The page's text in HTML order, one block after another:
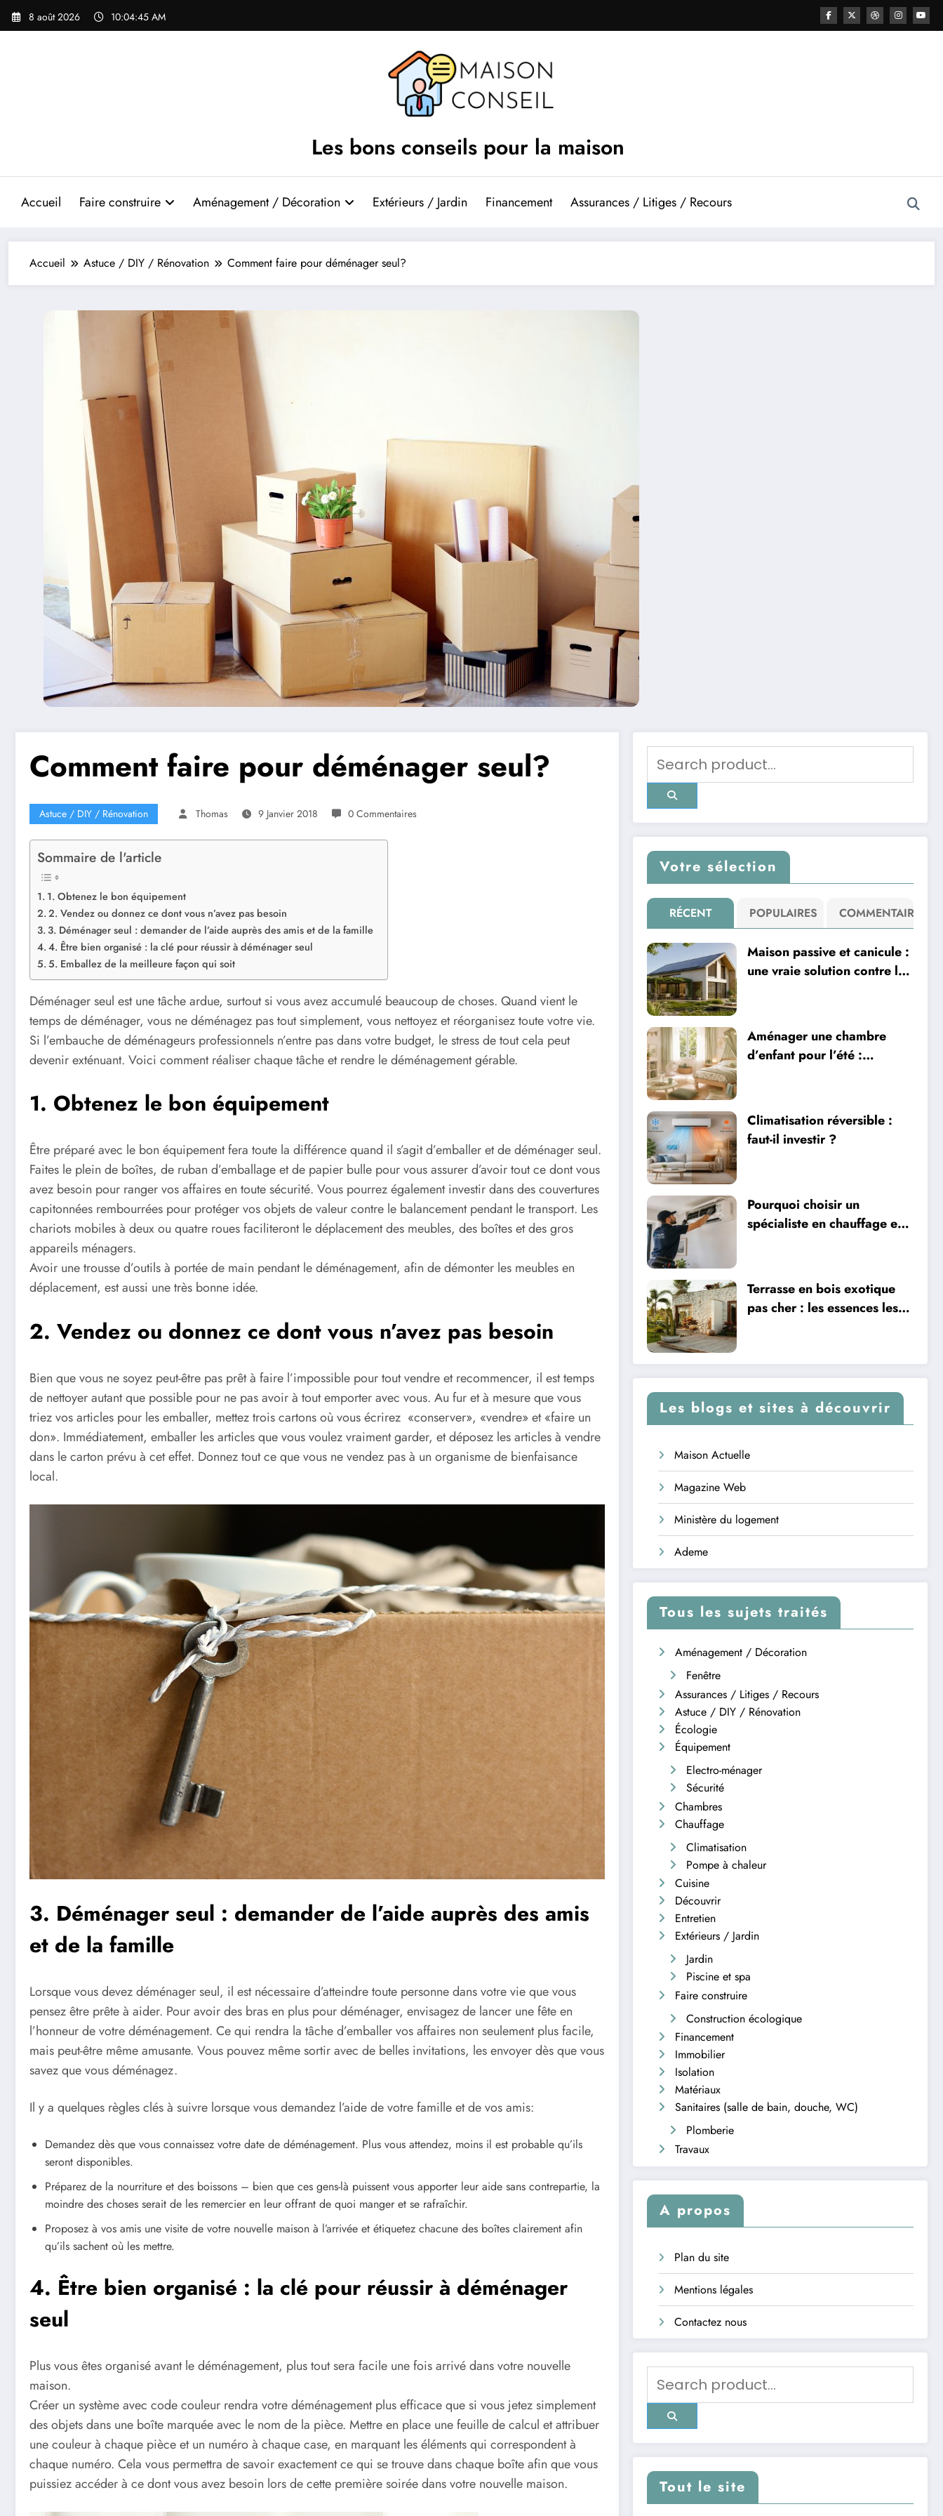
Aller
8 août 2026 10:04:47 AM
Les bons conseils pour la maison
Accueil Faire construire Aménagement / Décoration Extérieurs / Jardin Financement Assurances / Litiges / Recours
Accueil Astuce / DIY / Rénovation Comment faire pour déménager seul?
Comment faire pour déménager seul?
Astuce / DIY / Rénovation Thomas 9 Janvier 2018 0 Commentaires
Sommaire de l'article
1. Obtenez le bon équipement
2. Vendez ou donnez ce dont vous n’avez pas besoin
3. Déménager seul : demander de l’aide auprès des amis et de la famille
4. Être bien organisé : la clé pour réussir à déménager seul
5. Emballez de la meilleure façon qui soit
Déménager seul est une tâche ardue, surtout si vous avez accumulé beaucoup de choses. Quand vient le
temps de déménager, vous ne déménagez pas tout simplement, vous nettoyez et réorganisez toute votre vie.
Si l’embauche de déménageurs professionnels n’entre pas dans votre budget, le stress de tout cela peut
devenir exténuant. Voici comment réaliser chaque tâche et rendre le déménagement gérable.
1. Obtenez le bon équipement
Être préparé avec le bon équipement fera toute la différence quand il s’agit d’emballer et de déménager seul.
Faites le plein de boîtes, de ruban d’emballage et de papier bulle pour vous assurer d’avoir tout ce dont vous
avez besoin pour ranger vos affaires en toute sécurité. Vous pourrez également investir dans des couvertures
capitonnées rembourrées pour protéger vos objets de valeur contre le balancement pendant le transport. Les
chariots mobiles à deux ou quatre roues faciliteront le déplacement des meubles, des boîtes et des gros
appareils ménagers.
Avoir une trousse d’outils à portée de main pendant le déménagement, afin de démonter les meubles en
déplacement, est aussi une très bonne idée.
2. Vendez ou donnez ce dont vous n’avez pas besoin
Bien que vous ne soyez peut-être pas prêt à faire l’impossible pour tout vendre et recommencer, il est temps
de nettoyer autant que possible pour ne pas avoir à tout emporter avec vous. Au fur et à mesure que vous
triez vos articles pour les emballer, mettez trois cartons où vous écrirez «conserver», «vendre» et «faire un
don». Immédiatement, emballer les articles que vous voulez vraiment garder, et déposez les articles à vendre
dans le carton prévu à cet effet. Donnez tout ce que vous ne vendez pas à un organisme de bienfaisance
local.
3. Déménager seul : demander de l’aide auprès des amis
et de la famille
Lorsque vous devez déménager seul, il est nécessaire d’atteindre toute personne dans votre vie que vous
pensez être prête à aider. Pour avoir des bras en plus pour déménager, envisagez de lancer une fête en
l’honneur de votre déménagement. Ce qui rendra la tâche d’emballer vos affaires non seulement plus facile,
mais peut-être même amusante. Vous pouvez même sortir avec de belles invitations, les envoyer dès que vous
savez que vous déménagez.
Il y a quelques règles clés à suivre lorsque vous demandez l’aide de votre famille et de vos amis:
Demandez dès que vous connaissez votre date de déménagement. Plus vous attendez, moins il est probable qu’ils
seront disponibles.
Préparez de la nourriture et des boissons – bien que ces gens-là puissent vous apporter leur aide sans contrepartie, la
moindre des choses serait de les remercier en leur offrant de quoi manger et se rafraîchir.
Proposez à vos amis une visite de votre nouvelle maison à l’arrivée et étiquetez chacune des boîtes clairement afin
qu’ils sachent où les mettre.
4. Être bien organisé : la clé pour réussir à déménager
seul
Plus vous êtes organisé avant le déménagement, plus tout sera facile une fois arrivé dans votre nouvelle
maison.
Créer un système avec code couleur rendra votre déménagement plus efficace que si vous jetez simplement
des objets dans une boîte marquée avec le nom de la pièce. Mettre en place une feuille de calcul et attribuer
une couleur à chaque pièce et un numéro à chaque case, en marquant les éléments qui correspondent à
chaque numéro. Cela vous permettra de savoir exactement ce qui se trouve dans chaque boîte afin que vous
puissiez accéder à ce dont vous avez besoin lors de cette première soirée dans votre nouvelle maison.
Votre sélection
RÉCENT POPULAIRES COMMENTAIRE
Maison passive et canicule :
une vraie solution contre la
Aménager une chambre
d’enfant pour l’été :
Climatisation réversible :
faut-il investir ?
Pourquoi choisir un
spécialiste en chauffage et
Terrasse en bois exotique
pas cher : les essences les
Les blogs et sites à découvrir
Maison Actuelle
Magazine Web
Ministère du logement
Ademe
Tous les sujets traités
Aménagement / Décoration
Fenêtre
Assurances / Litiges / Recours
Astuce / DIY / Rénovation
Écologie
Équipement
Electro-ménager
Sécurité
Chambres
Chauffage
Climatisation
Pompe à chaleur
Cuisine
Découvrir
Entretien
Extérieurs / Jardin
Jardin
Piscine et spa
Faire construire
Construction écologique
Financement
Immobilier
Isolation
Matériaux
Sanitaires (salle de bain, douche, WC)
Plomberie
Travaux
A propos
Plan du site
Mentions légales
Contactez nous
Tout le site